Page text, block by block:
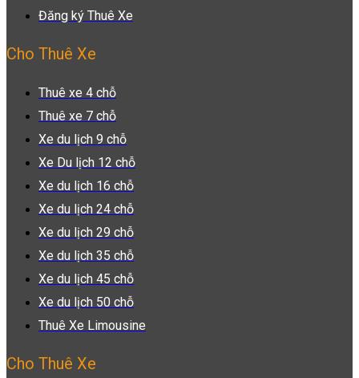
Đăng ký Thuê Xe
Cho Thuê Xe
Thuê xe 4 chỗ
Thuê xe 7 chỗ
Xe du lịch 9 chỗ
Xe Du lịch 12 chỗ
Xe du lịch 16 chỗ
Xe du lịch 24 chỗ
Xe du lịch 29 chỗ
Xe du lịch 35 chỗ
Xe du lịch 45 chỗ
Xe du lịch 50 chỗ
Thuê Xe Limousine
Cho Thuê Xe